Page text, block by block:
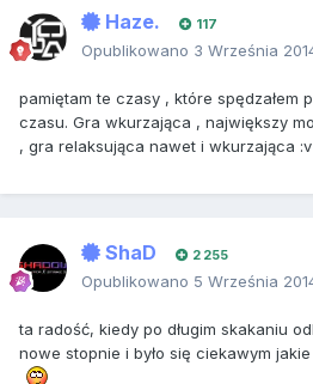
Haze. 117
Opublikowano 3 Września
pamiętam te czasy , które spędzałem
czasu. Gra wkurzająca , największy
, gra relaksująca nawet i wkurzająca :v
ShaD 2 255
Opublikowano 5 Września
ta radość, kiedy po długim skakaniu
nowe stopnie i było się ciekawym